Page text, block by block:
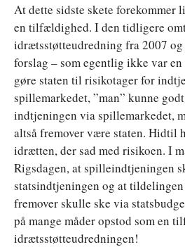
At dette sidste skete
en tilfældighed. I den tidligere
idrætsstøtteudredning fra 2007
forslag – som egentlig ikke var
gøre staten til risikotager for
spillemarkedet, ”man” kunne
indtjeningen via spillemarkedet,
altså fremover være staten. Hidtil
idrætten, der sad med risikoen. I
Rigsdagen, at spilleindtjeningen
statsindtjeningen og at
fremover skulle ske via
på mange måder opstod som en
idrætsstøtteudredningen!